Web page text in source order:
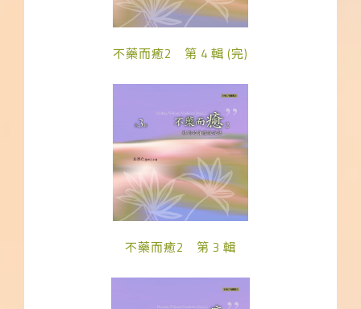
不藥而癒2 第 4 輯 (完)
不藥而癒2 第 3 輯